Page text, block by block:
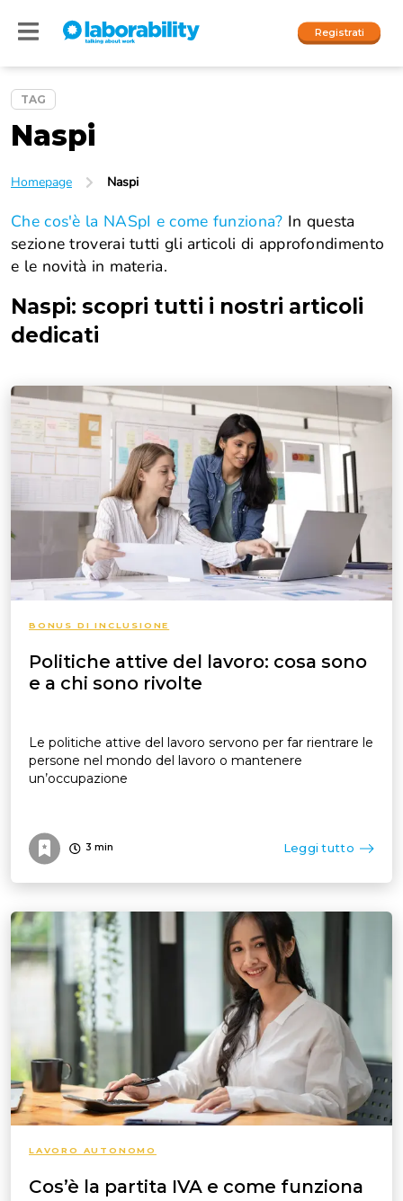
Registrati
Accedi
Company
TAG
Naspi
Homepage Naspi
Che cos'è la NASpI e come funziona? In questa
sezione troverai tutti gli articoli di approfondimento
e le novità in materia.
Naspi: scopri tutti i nostri articoli
dedicati
BONUS DI INCLUSIONE
Politiche attive del lavoro: cosa sono
e a chi sono rivolte
Le politiche attive del lavoro servono per far rientrare le
persone nel mondo del lavoro o mantenere
un’occupazione
3 min Leggi tutto
LAVORO AUTONOMO
Cos’è la partita IVA e come funziona